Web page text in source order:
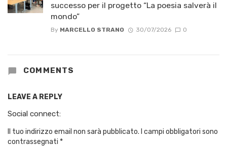
successo per il progetto “La poesia salverà il
mondo”
By MARCELLO STRANO 30/07/2026 0
COMMENTS
LEAVE A REPLY
Social connect:
Il tuo indirizzo email non sarà pubblicato. I campi obbligatori sono
contrassegnati *